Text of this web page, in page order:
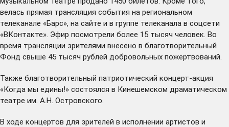
велась прямая трансляция события на региональном
телеканале «Барс», на сайте и в группе телеканала в соцсети
«ВКонтакте». Эфир посмотрели более 15 тысяч человек. Во
время трансляции зрителями внесено в благотворительный
Фонд свыше 45 тысяч рублей добровольных пожертвований.
Также благотворительный патриотический концерт-акция
«Когда мы едины!» состоялся в Кинешемском драматическом
театре им. А.Н. Островского.
В ходе концертов для зрителей в исполнении артистов и